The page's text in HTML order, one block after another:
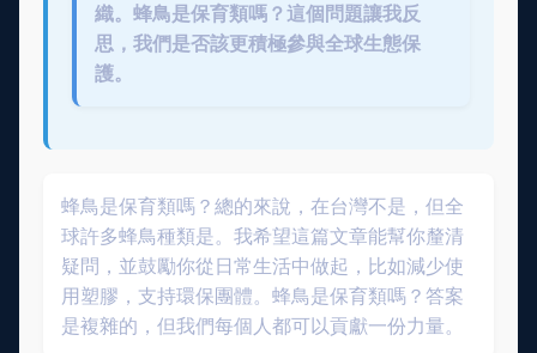
織。蜂鳥是保育類嗎？這個問題讓我反
思，我們是否該更積極參與全球生態保
護。
蜂鳥是保育類嗎？總的來說，在台灣不是，但全
球許多蜂鳥種類是。我希望這篇文章能幫你釐清
疑問，並鼓勵你從日常生活中做起，比如減少使
用塑膠，支持環保團體。蜂鳥是保育類嗎？答案
是複雜的，但我們每個人都可以貢獻一份力量。